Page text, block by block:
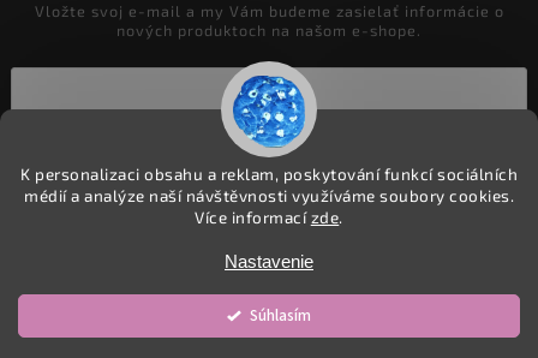
K personalizaci obsahu a reklam, poskytování funkcí sociálních
médií a analýze naší návštěvnosti využíváme soubory cookies.
Více informacízde.
Nastavenie
Súhlasím
Vložte svoj e-mail a my Vám budeme zasielať informácie o
nových produktoch na našom e-shope.
Prihlásiť sa
detske-latky.cz. Všetky práva vyhradené.
Shoptet| DesignShoptak.cz.